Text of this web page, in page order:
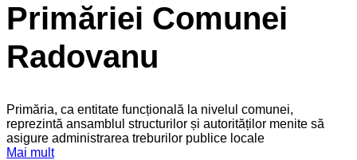
Primăriei Comunei
Radovanu
Primăria, ca entitate funcțională la nivelul comunei,
reprezintă ansamblul structurilor și autorităților menite să
asigure administrarea treburilor publice locale
Mai mult